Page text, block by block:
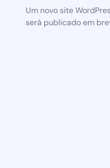
Um novo site
será publicado em